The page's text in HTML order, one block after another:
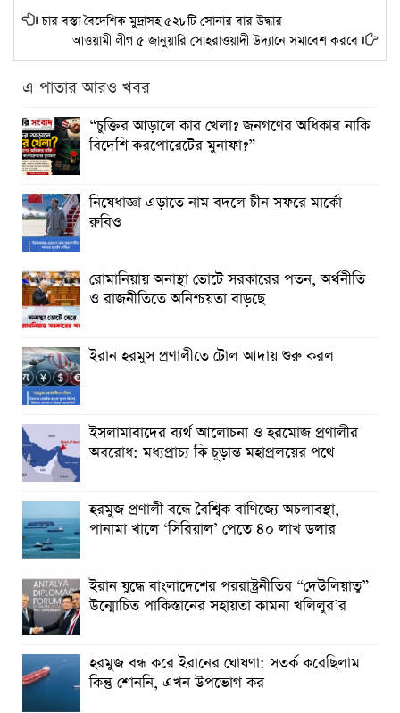
চার বস্তা বৈদেশিক মুদ্রাসহ ৫২৮টি সোনার বার উদ্ধার
আওয়ামী লীগ ৫ জানুয়ারি সোহরাওয়াদী উদ্যানে সমাবেশ করবে
এ পাতার আরও খবর
“চুক্তির আড়ালে কার খেলা? জনগণের অধিকার নাকি
বিদেশি করপোরেটের মুনাফা?”
নিষেধাজ্ঞা এড়াতে নাম বদলে চীন সফরে মার্কো
রুবিও
রোমানিয়ায় অনাস্থা ভোটে সরকারের পতন, অর্থনীতি
ও রাজনীতিতে অনিশ্চয়তা বাড়ছে
ইরান হরমুস প্রণালীতে টোল আদায় শুরু করল
ইসলামাবাদের ব্যর্থ আলোচনা ও হরমোজ প্রণালীর
অবরোধ: মধ্যপ্রাচ্য কি চূড়ান্ত মহাপ্রলয়ের পথে
হরমুজ প্রণালী বন্ধে বৈশ্বিক বাণিজ্যে অচলাবস্থা,
পানামা খালে ‘সিরিয়াল’ পেতে ৪০ লাখ ডলার
ইরান যুদ্ধে বাংলাদেশের পররাষ্ট্রনীতির “দেউলিয়াত্ব”
উন্মোচিত পাকিস্তানের সহায়তা কামনা খলিলুর’র
হরমুজ বন্ধ করে ইরানের ঘোষণা: সতর্ক করেছিলাম
কিন্তু শোননি, এখন উপভোগ কর